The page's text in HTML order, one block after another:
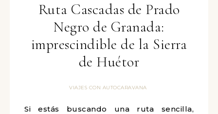
Ruta Cascadas de Prado
Negro de Granada:
imprescindible de la Sierra
de Huétor
VIAJES CON AUTOCARAVANA
Si estás buscando una ruta sencilla,